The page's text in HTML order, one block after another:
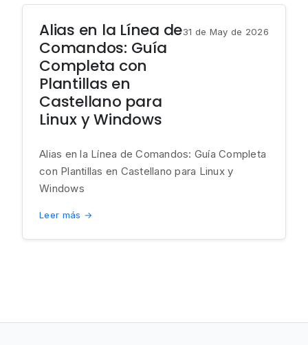
Alias en la Línea de
Comandos: Guía
Completa con
Plantillas en
Castellano para
Linux y Windows
31 de May de 2026
Alias en la Línea de Comandos: Guía Completa
con Plantillas en Castellano para Linux y
Windows
Leer más →